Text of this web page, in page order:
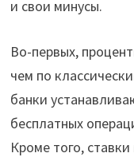
и свои минусы.
Во-первых,
чем по
банки
бесплатных
Кроме того,